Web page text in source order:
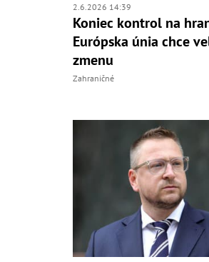
2.6.2026 14:39
Koniec kontrol na
Európska únia chce
zmenu
Zahraničné